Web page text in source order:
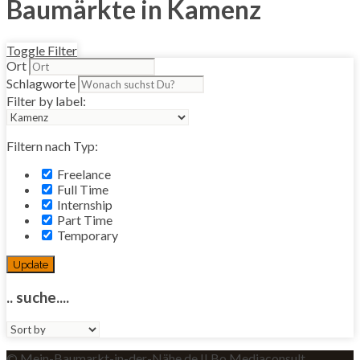
Baumärkte in Kamenz
Toggle Filter
Ort
Schlagworte
Filter by label:
Filtern nach Typ:
Freelance
Full Time
Internship
Part Time
Temporary
Update
.. suche....
Sort